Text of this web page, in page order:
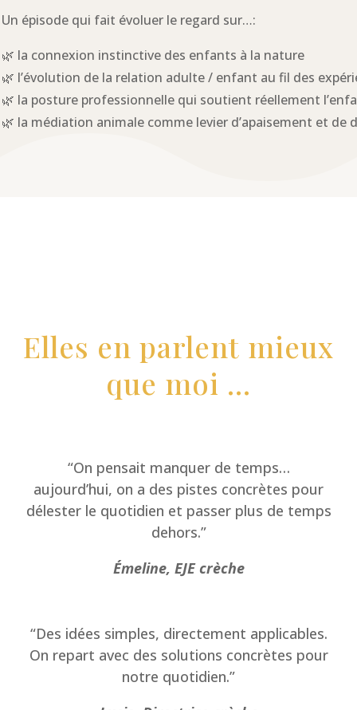
Un épisode qui fait évoluer le regard sur…:
🌿 la connexion instinctive des enfants à la nature
🌿 l’évolution de la relation adulte / enfant au fil des
🌿 la posture professionnelle qui soutient réellement
🌿 la médiation animale comme levier d’apaisement et de
Elles en parlent mieux
que moi …
“On pensait manquer de temps…
aujourd’hui, on a des pistes concrètes pour
délester le quotidien et passer plus de temps
dehors.”
Émeline, EJE crèche
“Des idées simples, directement applicables.
On repart avec des solutions concrètes pour
notre quotidien.”